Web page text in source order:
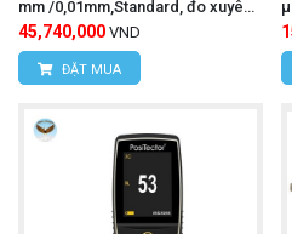
mm /0,01mm,Standard, đo xuyên
qua lớp sơn)
45,740,000 VND
ĐẶT MUA